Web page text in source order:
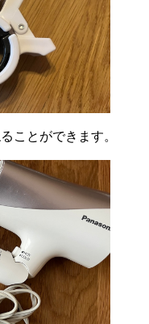
ことができます。